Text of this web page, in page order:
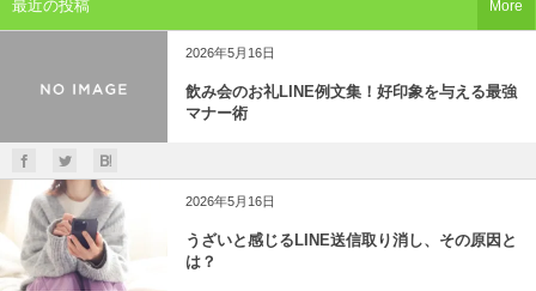
最近の投稿
2026年5月16日
飲み会のお礼LINE例文集！好印象を与える最強
マナー術
2026年5月16日
うざいと感じるLINE送信取り消し、その原因と
は？
More